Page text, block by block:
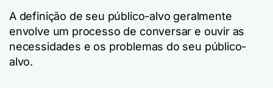
A definição de seu público-alvo geralmente
envolve um processo de conversar e ouvir as
necessidades e os problemas do seu público-
alvo.